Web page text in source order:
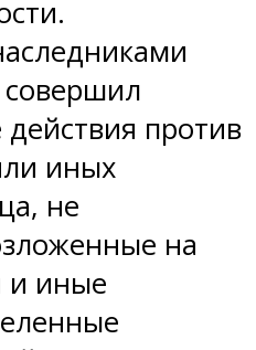
совершил
против
иных
не
на
и иные